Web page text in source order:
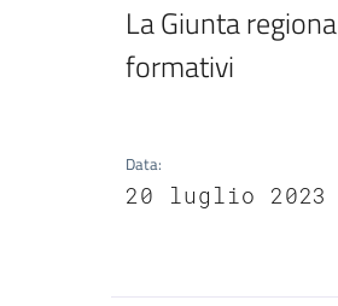
La Giunta
formativi
Data:
20 luglio 2023